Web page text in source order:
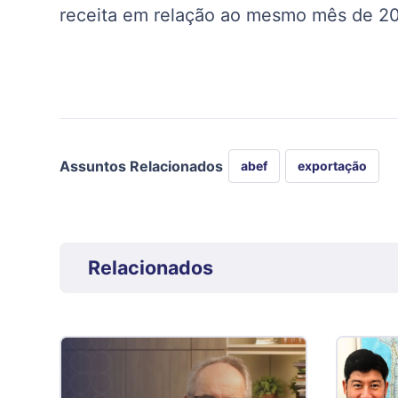
receita em relação ao mesmo mês de
Assuntos Relacionados abef exportação
Relacionados